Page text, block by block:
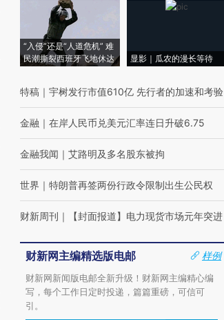
“入侵”还是“人道危机” 难
民潮撕裂西班牙飞地休达
显影｜瓜农的漫长等待
特稿 ｜ 宇树发行市值610亿 先行者的加速和考验
金融 ｜ 在岸人民币兑美元汇率连日升破6.75
金融我闻 ｜ 艾路明及多名股东被拘
世界 ｜ 特朗普再签两份行政令限制出生公民权
财新周刊 ｜ 【封面报道】电力现货市场元年突进
财新网主编精选版电邮
样例
财新网新闻版电邮全新升级！财新网主编精心编
写，每个工作日定时投递，篇篇重磅，可信可
引。